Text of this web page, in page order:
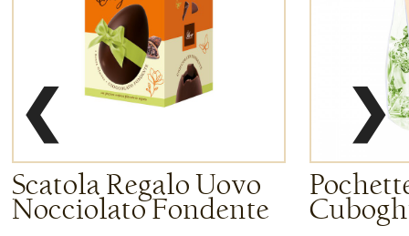
❮
Scatola Regalo Uovo
Nocciolato Fondente
❯